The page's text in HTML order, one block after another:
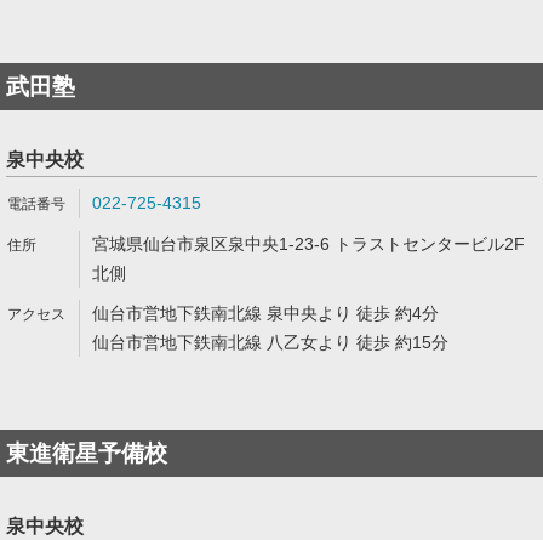
武田塾
泉中央校
022-725-4315
宮城県仙台市泉区泉中央1-23-6 トラストセンタービル2F
北側
仙台市営地下鉄南北線 泉中央より 徒歩 約4分
仙台市営地下鉄南北線 八乙女より 徒歩 約15分
東進衛星予備校
泉中央校